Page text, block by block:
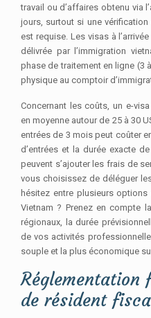
travail ou d’affaires obtenu via
jours, surtout si une
est requise. Les visas à
délivrée par l’immigration
phase de traitement en ligne (3
physique au comptoir
Concernant les coûts, un e-
en moyenne autour de 25 à 30
entrées de 3 mois peut coûter
d’entrées et la durée exacte
peuvent s’ajouter les frais de
vous choisissez de déléguer
hésitez entre plusieurs
Vietnam ? Prenez en compte
régionaux, la durée
de vos activités
souple et la plus économique
de résident